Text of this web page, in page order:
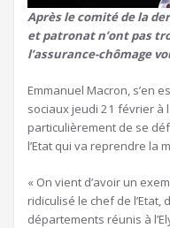
Après le comité de la
et patronat n’ont pas
l’assurance-chômage
Emmanuel Macron, s’en
sociaux jeudi 21 février à
particulièrement de se
l’Etat qui va reprendre la
« On vient d’avoir un
ridiculisé le chef de
départements réunis à